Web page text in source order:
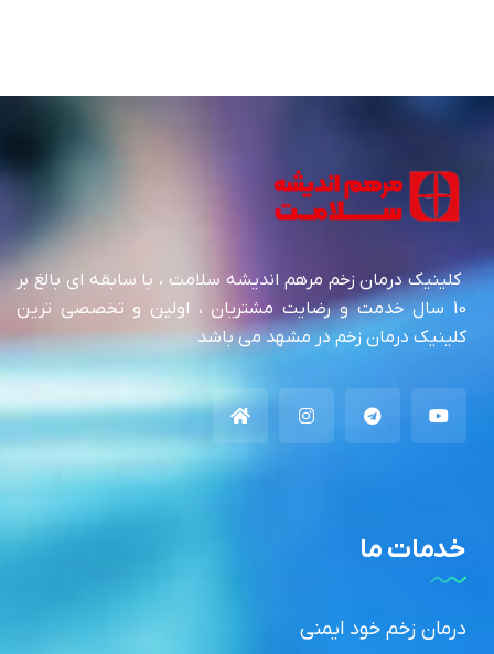
کلینیک درمان زخم مرهم اندیشه سلامت ، با سابقه ای بالغ بر
10 سال خدمت و رضایت مشتریان ، اولین و تخصصی ترین
کلینیک درمان زخم در مشهد می باشد
خدمات ما
درمان زخم خود ایمنی